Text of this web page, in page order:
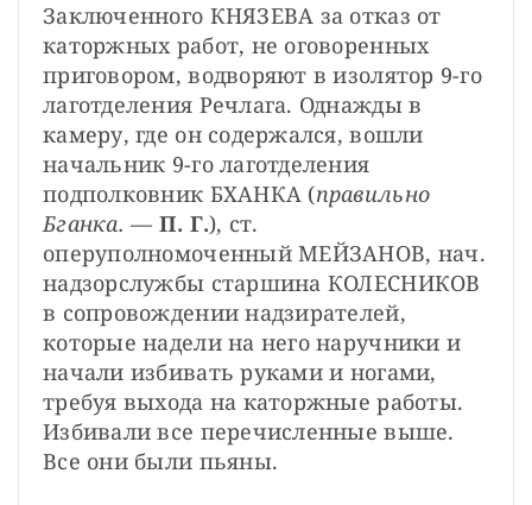
Заключенного КНЯЗЕВА за отказ от
каторжных работ, не оговоренных
приговором, водворяют в изолятор 9-го
лаготделения Речлага. Однажды в
камеру, где он содержался, вошли
начальник 9-го лаготделения
подполковник БХАНКА (правильно
Бганка. — П. Г.), ст.
оперуполномоченный МЕЙЗАНОВ, нач.
надзорслужбы старшина КОЛЕСНИКОВ
в сопровождении надзирателей,
которые надели на него наручники и
начали избивать руками и ногами,
требуя выхода на каторжные работы.
Избивали все перечисленные выше.
Все они были пьяны.